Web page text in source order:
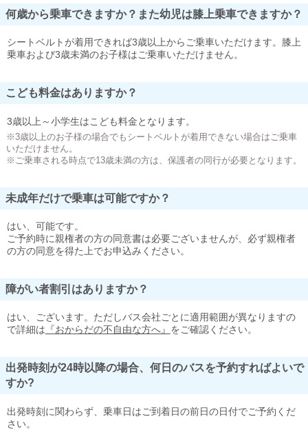
何歳から乗車できますか？また幼児は膝上乗車できますか？
シートベルトが着用できれば3歳以上からご乗車いただけます。膝上
乗車および3歳未満のお子様はご乗車いただけません。
こども料金はありますか？
3歳以上～小学生はこども料金となります。
※3歳以上のお子様の場合でもシートベルトが着用できない場合はご乗車
いただけません。
※ご乗車される時点で13歳未満の方は、保護者の同行が必要となります。
未成年だけで乗車は可能ですか？
はい、可能です。
ご予約時に親権者の方の同意書は必要ございませんが、必ず親権者
の方の同意を得た上でお申込みください。
障がい者割引はありますか？
はい、ございます。ただしバス会社ごとに適用範囲が異なりますの
で詳細は 『おからだの不自由な方へ』 をご確認ください。
出発時刻が24時以降の場合、何日のバスを予約すればよいで
すか?
出発時刻に関わらず、乗車日はご到着日の前日の日付でご予約くだ
さい。